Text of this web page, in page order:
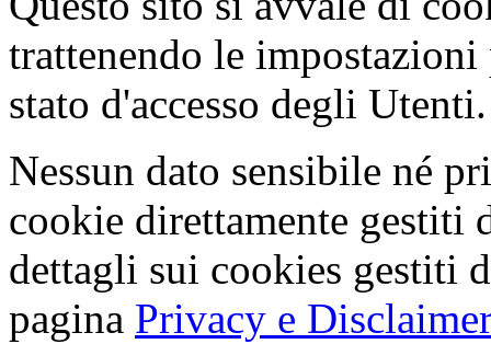
trattenendo le
stato d'accesso degli Utenti.
Nessun dato sensibile né
cookie direttamente gestiti
dettagli sui cookies gestiti
pagina Privacy e Disclaimer